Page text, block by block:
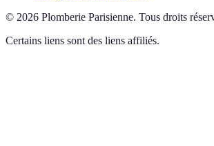
© 2026 Plomberie Parisienne. Tous droits
Certains liens sont des liens affiliés.